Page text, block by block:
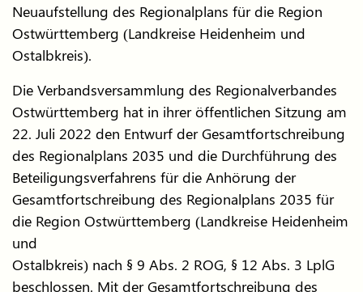
Neuaufstellung des Regionalplans für die Region
Ostwürttemberg (Landkreise Heidenheim und
Ostalbkreis).
Die Verbandsversammlung des Regionalverbandes
Ostwürttemberg hat in ihrer öffentlichen Sitzung am
22. Juli 2022 den Entwurf der Gesamtfortschreibung
des Regionalplans 2035 und die Durchführung des
Beteiligungsverfahrens für die Anhörung der
Gesamtfortschreibung des Regionalplans 2035 für
die Region Ostwürttemberg (Landkreise Heidenheim
und
Ostalbkreis) nach § 9 Abs. 2 ROG, § 12 Abs. 3 LplG
beschlossen. Mit der Gesamtfortschreibung des